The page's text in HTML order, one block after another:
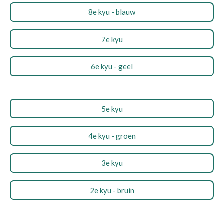
8e kyu - blauw
7e kyu
6e kyu - geel
5e kyu
4e kyu - groen
3e kyu
2e kyu - bruin